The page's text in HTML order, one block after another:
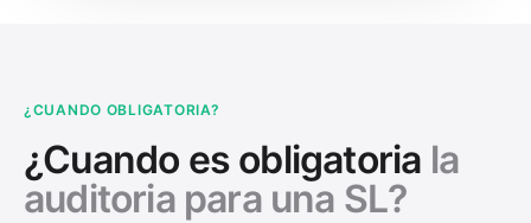
¿CUANDO OBLIGATORIA?
¿Cuando es obligatoria la
auditoria para una SL?